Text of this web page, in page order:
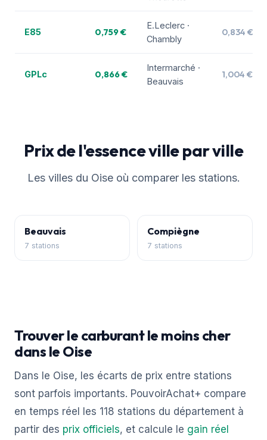
E85 0,759 €
E.Leclerc ·
Chambly
0,834 €
GPLc 0,866 €
Intermarché ·
Beauvais
1,004 €
Prix de l'essence ville par ville
Les villes du Oise où comparer les stations.
Beauvais
7 stations
Compiègne
7 stations
Trouver le carburant le moins cher
dans le Oise
Dans le Oise, les écarts de prix entre stations
sont parfois importants. PouvoirAchat+ compare
en temps réel les 118 stations du département à
partir des prix officiels, et calcule le gain réel